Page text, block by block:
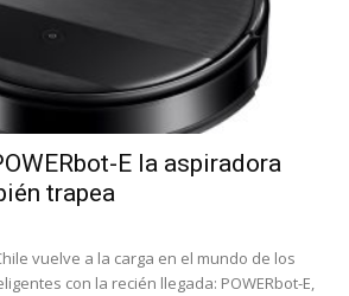
E la aspiradora
trapea
vuelve a la carga en el mundo de los
con la recién llegada: POWERbot-E,